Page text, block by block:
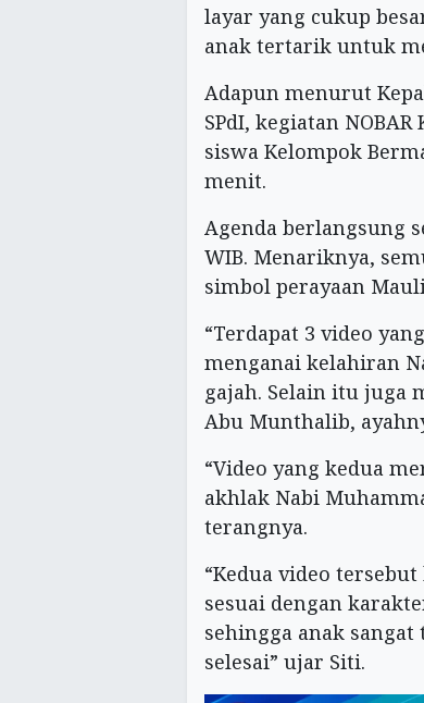
layar yang cukup
anak tertarik untuk
Adapun menurut
SPdI, kegiatan
siswa Kelompok
menit.
Agenda berlangsung
WIB. Menariknya,
simbol perayaan
“Terdapat 3 video
menganai kelahiran
gajah. Selain itu juga
Abu Munthalib,
“Video yang kedua
akhlak Nabi
terangnya.
“Kedua video
sesuai dengan
sehingga anak
selesai” ujar Siti.